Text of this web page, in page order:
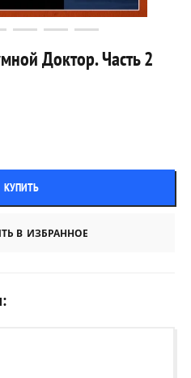
Доктор. Часть 2
КУПИТЬ
В ИЗБРАННОЕ